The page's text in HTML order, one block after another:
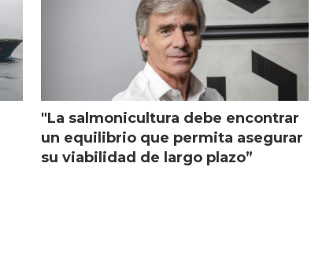
"La salmonicultura debe encontrar
un equilibrio que permita asegurar
su viabilidad de largo plazo”